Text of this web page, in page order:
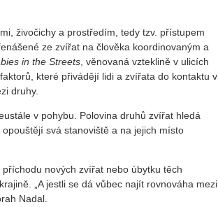
živočichy a prostředím, tedy tzv. přístupem
ze zvířat na člověka koordinovaným a
in the Streets, věnovaná vzteklině v ulicích
které přivádějí lidi a zvířata do kontaktu v
druhy.
v pohybu. Polovina druhů zvířat hledá
svá stanoviště a na jejich místo
nových zvířat nebo úbytku těch
„A jestli se dá vůbec najít rovnováha mezi
Nadal.